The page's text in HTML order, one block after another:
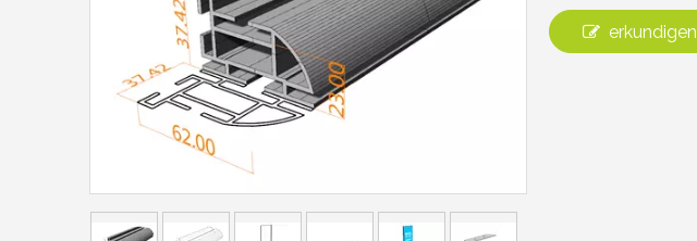
erkundigen